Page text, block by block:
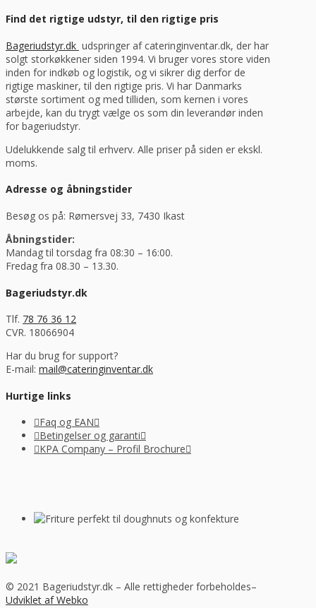
Find det rigtige udstyr, til den rigtige pris
Bageriudstyr.dk udspringer af cateringinventar.dk, der har
solgt storkøkkener siden 1994. Vi bruger vores store viden
inden for indkøb og logistik, og vi sikrer dig derfor de
rigtige maskiner, til den rigtige pris. Vi har Danmarks
største sortiment og med tilliden, som kernen i vores
arbejde, kan du trygt vælge os som din leverandør inden
for bageriudstyr.
Udelukkende salg til erhverv. Alle priser på siden er ekskl.
moms.
Adresse og åbningstider
Besøg os på: Rømersvej 33, 7430 Ikast
Åbningstider:
Mandag til torsdag fra 08:30 – 16:00.
Fredag fra 08.30 – 13.30.
Bageriudstyr.dk
Tlf. 78 76 36 12
CVR. 18066904
Har du brug for support?
E-mail: mail@cateringinventar.dk
Hurtige links
Faq og EAN
Betingelser og garanti
KPA Company – Profil Brochure
© 2021 Bageriudstyr.dk – Alle rettigheder forbeholdes–
Udviklet af Webko